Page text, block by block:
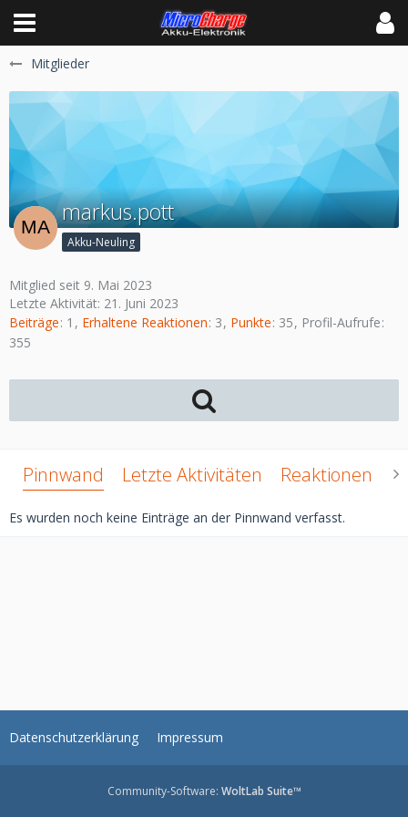
Mitglieder
markus.pott
Akku-Neuling
Mitglied seit 9. Mai 2023
Letzte Aktivität: 21. Juni 2023
Beiträge 1 Erhaltene Reaktionen 3 Punkte 35
Profil-Aufrufe
355
Pinnwand Letzte Aktivitäten Reaktionen
Es wurden noch keine Einträge an der Pinnwand verfasst.
Datenschutzerklärung Impressum
Community-Software: WoltLab Suite™